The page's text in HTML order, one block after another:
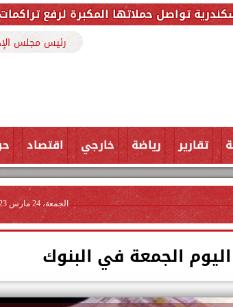
لرفع تراكمات المخلفات بشارع ملك حفني
رئيس مجلس
تقارير رياضة خارجي اقتصاد
الجمعة، 24 مارس 2023
الجمعة في البنوك